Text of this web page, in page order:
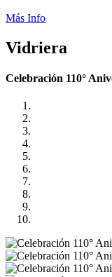
Más Info
Vidriera
Celebración 110°